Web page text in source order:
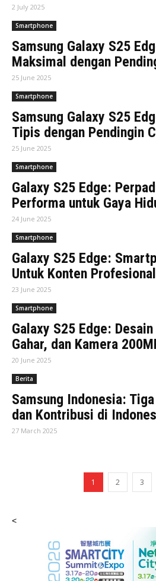
2 July 2025
Smartphone
Samsung Galaxy S25
Maksimal dengan
25 June 2025
Smartphone
Samsung Galaxy S25
Tipis dengan Pendingin
25 June 2025
Smartphone
Galaxy S25 Edge:
Performa untuk Gaya
24 June 2025
Smartphone
Galaxy S25 Edge:
Untuk Konten Profesional
23 June 2025
Smartphone
Galaxy S25 Edge:
Gahar, dan Kamera
20 June 2025
Berita
Samsung Indonesia:
dan Kontribusi di
27 March 2025
1 2 3
<